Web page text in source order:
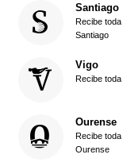
Santiago
Recibe
Santiago
Vigo
Recibe
Ourense
Recibe
Ourense